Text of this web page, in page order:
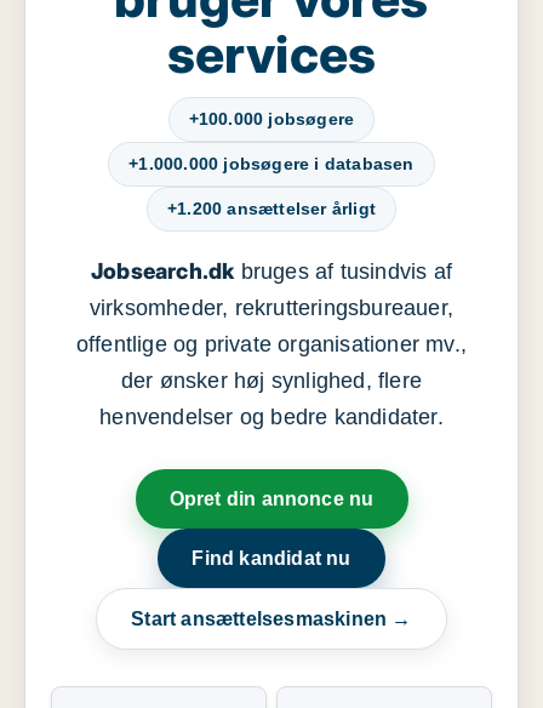
services
+100.000 jobsøgere
+1.000.000 jobsøgere i databasen
+1.200 ansættelser årligt
Jobsearch.dkbruges af tusindvis af
virksomheder, rekrutteringsbureauer,
offentlige og private organisationer mv.,
der ønsker høj synlighed, flere
henvendelser og bedre kandidater.
Opret din annonce nu
Find kandidat nu
Start ansættelsesmaskinen →